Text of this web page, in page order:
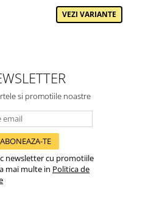
VEZI VARIANTE
si promotiile noastre
newsletter cu promotiile
mai multe in Politica de